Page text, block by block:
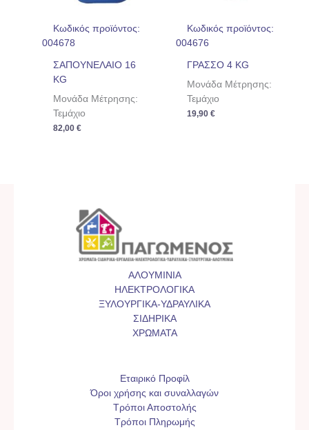
Κωδικός προϊόντος:
004678
ΣΑΠΟΥΝΕΛΑΙΟ 16
KG
Μονάδα Μέτρησης:
Τεμάχιο
82,00€
Κωδικός προϊόντος:
004676
ΓΡΑΣΣΟ 4 KG
Μονάδα Μέτρησης:
Τεμάχιο
19,90 €
ΑΛΟΥΜΙΝΙΑ
ΗΛΕΚΤΡΟΛΟΓΙΚΑ
ΞΥΛΟΥΡΓΙΚΑ-ΥΔΡΑΥΛΙΚΑ
ΣΙΔΗΡΙΚΑ
ΧΡΩΜΑΤΑ
Εταιρικό Προφίλ
Όροι χρήσης και συναλλαγών
Τρόποι Αποστολής
Τρόποι Πληρωμής